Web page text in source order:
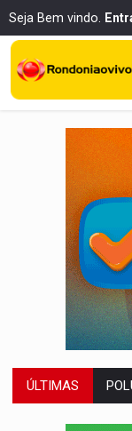
Seja Bem vindo.
ÚLTIMAS